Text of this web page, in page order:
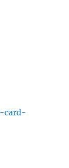
card-